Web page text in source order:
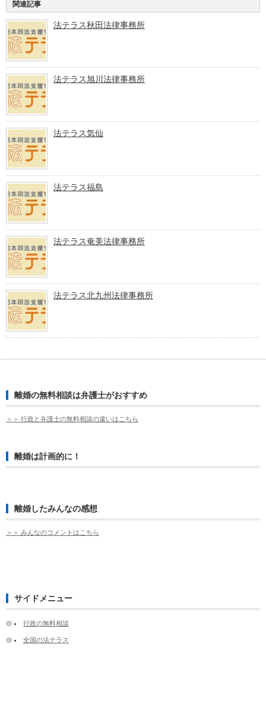
関連記事
法テラス秋田法律事務所
法テラス旭川法律事務所
法テラス気仙
法テラス福島
法テラス奄美法律事務所
法テラス北九州法律事務所
離婚の無料相談は弁護士がおすすめ
＞＞ 行政と弁護士の無料相談の違いはこちら
離婚は計画的に！
離婚したみんなの感想
＞＞ みんなのコメントはこちら
サイドメニュー
行政の無料相談
全国の法テラス